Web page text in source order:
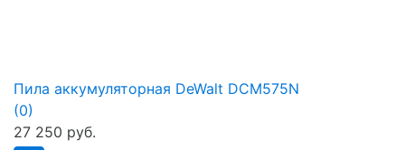
Пила аккумуляторная DeWalt DCM575N
(0)
27 250 руб.